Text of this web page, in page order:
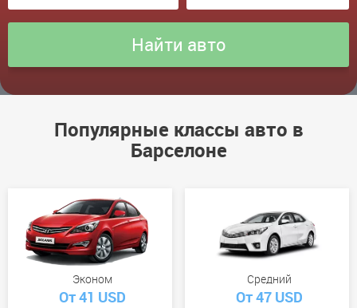
Популярные классы авто в
Барселоне
Эконом
От 41 USD
Средний
От 47 USD